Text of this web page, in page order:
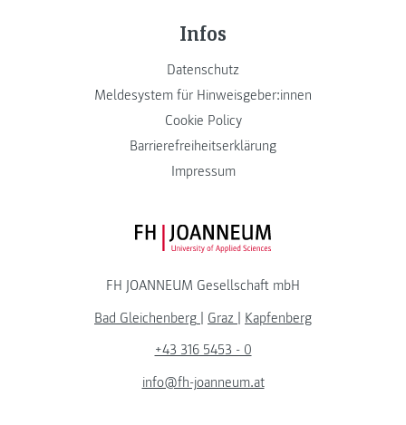
Infos
Datenschutz
Meldesystem für Hinweisgeber:innen
Cookie Policy
Barrierefreiheitserklärung
Impressum
FH JOANNEUM Logo
FH JOANNEUM Gesellschaft mbH
Bad Gleichenberg | Graz | Kapfenberg
+43 316 5453 - 0
info@fh-joanneum.at